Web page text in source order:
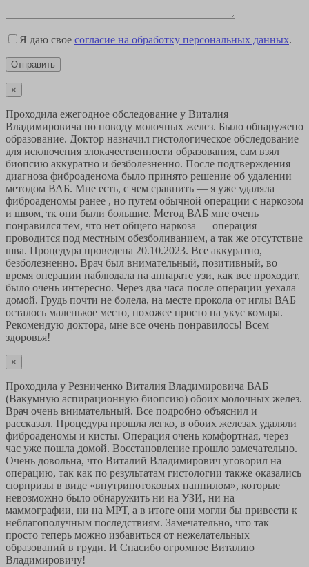
Я даю свое согласие на обработку персональных данных.
×
Проходила ежегодное обследование у Виталия
Владимировича по поводу молочных желез. Было обнаружено
образование. Доктор назначил гистологическое обследование
для исключения злокачественности образования, сам взял
биопсию аккуратно и безболезненно. После подтверждения
диагноза фиброаденома было принято решение об удалении
методом ВАБ. Мне есть, с чем сравнить — я уже удаляла
фиброаденомы ранее , но путем обычной операции с наркозом
и швом, тк они были большие. Метод ВАБ мне очень
понравился тем, что нет общего наркоза — операция
проводится под местным обезболиванием, а так же отсутствие
шва. Процедура проведена 20.10.2023. Все аккуратно,
безболезненно. Врач был внимательный, позитивный, во
время операции наблюдала на аппарате узи, как все проходит,
было очень интересно. Через два часа после операции уехала
домой. Грудь почти не болела, на месте прокола от иглы ВАБ
осталось маленькое место, похожее просто на укус комара.
Рекомендую доктора, мне все очень понравилось! Всем
здоровья!
×
Проходила у Резниченко Виталия Владимировича ВАБ
(Вакумную аспирационную биопсию) обоих молочных желез.
Врач очень внимательный. Все подробно объяснил и
рассказал. Процедура прошла легко, в обоих железах удаляли
фиброаденомы и кисты. Операция очень комфортная, через
час уже пошла домой. Восстановление прошло замечательно.
Очень довольна, что Виталий Владимирович уговорил на
операцию, так как по результатам гистологии также оказались
сюрпризы в виде «внутрипотоковых паппилом», которые
невозможно было обнаружить ни на УЗИ, ни на
маммографии, ни на МРТ, а в итоге они могли бы привести к
неблагополучным последствиям. Замечательно, что так
просто теперь можно избавиться от нежелательных
образований в груди. И Спасибо огромное Виталию
Владимировичу!